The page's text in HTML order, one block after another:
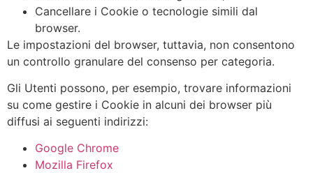
Cancellare i Cookie o tecnologie simili dal
browser.
Le impostazioni del browser, tuttavia, non consentono
un controllo granulare del consenso per categoria.
Gli Utenti possono, per esempio, trovare informazioni
su come gestire i Cookie in alcuni dei browser più
diffusi ai seguenti indirizzi:
Google Chrome
Mozilla Firefox